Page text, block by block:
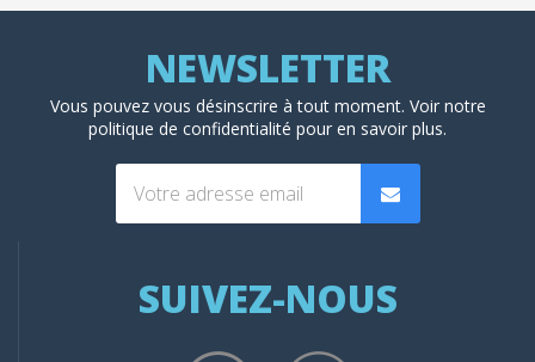
Vous pouvez vous désinscrire à tout moment. Voir notre
politique de confidentialité pour en savoir plus.
SUIVEZ-NOUS